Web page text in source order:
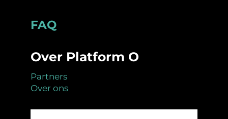
Footer
FAQ
Over Platform O
Partners
Over ons